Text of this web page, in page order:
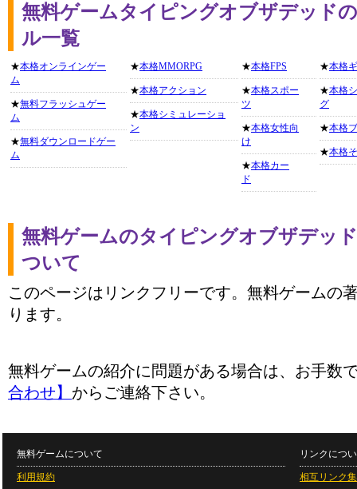
無料ゲームタイピングオブザデッド
ル一覧
★本格オンラインゲー
ム
★無料フラッシュゲー
ム
★無料ダウンロードゲー
ム
★本格MMORPG
★本格アクション
★本格シミュレーショ
ン
★本格FPS
★本格スポー
ツ
★本格女性向
け
★本格カー
ド
★本格
★本格
グ
★本格
★本格
無料ゲームのタイピングオブザデッ
ついて
このページはリンクフリーです。無料ゲームの
ります。
無料ゲームの紹介に問題がある場合は、お手数
合わせ】 からご連絡下さい。
無料ゲームについて
利用規約
リンクにつ
相互リンク集